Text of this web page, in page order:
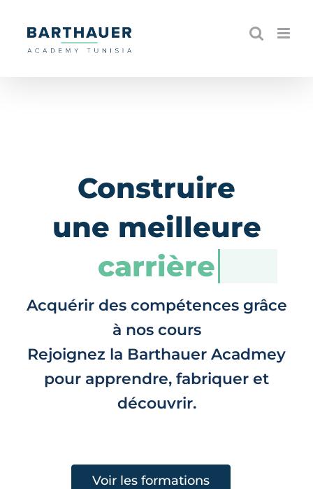
content
Construire
une meilleure
carrière
Acquérir des compétences grâce
à nos cours
Rejoignez la Barthauer Acadmey
pour apprendre, fabriquer et
découvrir.
Voir les formations